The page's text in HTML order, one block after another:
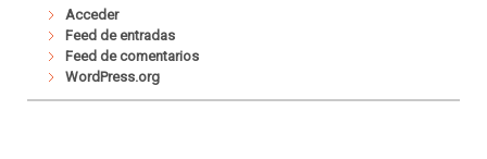
Acceder
Feed de entradas
Feed de comentarios
WordPress.org